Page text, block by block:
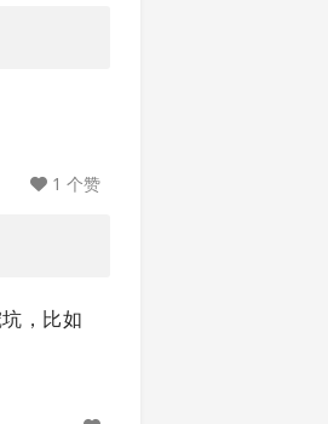
，比如
1 个赞